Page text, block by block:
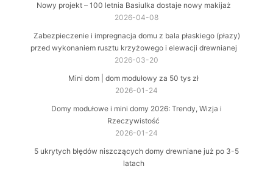
Nowy projekt – 100 letnia Basiulka dostaje nowy makijaż
2026-04-08
Zabezpieczenie i impregnacja domu z bala płaskiego (płazy)
przed wykonaniem rusztu krzyżowego i elewacji drewnianej
2026-03-20
Mini dom | dom modułowy za 50 tys zł
2026-01-24
Domy modułowe i mini domy 2026: Trendy, Wizja i
Rzeczywistość
2026-01-24
5 ukrytych błędów niszczących domy drewniane już po 3-5
latach